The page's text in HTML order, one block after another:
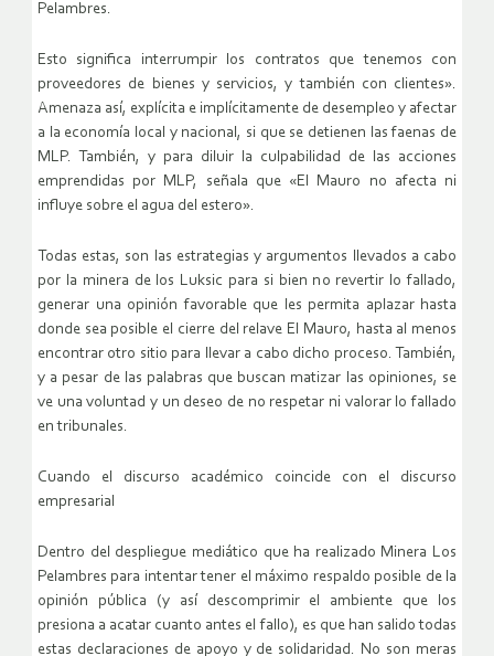
Pelambres.
Esto significa interrumpir los contratos que tenemos con
proveedores de bienes y servicios, y también con clientes».
Amenaza así, explícita e implícitamente de desempleo y afectar
a la economía local y nacional, si que se detienen las faenas de
MLP. También, y para diluir la culpabilidad de las acciones
emprendidas por MLP, señala que «El Mauro no afecta ni
influye sobre el agua del estero».
Todas estas, son las estrategias y argumentos llevados a cabo
por la minera de los Luksic para si bien no revertir lo fallado,
generar una opinión favorable que les permita aplazar hasta
donde sea posible el cierre del relave El Mauro, hasta al menos
encontrar otro sitio para llevar a cabo dicho proceso. También,
y a pesar de las palabras que buscan matizar las opiniones, se
ve una voluntad y un deseo de no respetar ni valorar lo fallado
en tribunales.
Cuando el discurso académico coincide con el discurso
empresarial
Dentro del despliegue mediático que ha realizado Minera Los
Pelambres para intentar tener el máximo respaldo posible de la
opinión pública (y así descomprimir el ambiente que los
presiona a acatar cuanto antes el fallo), es que han salido todas
estas declaraciones de apoyo y de solidaridad. No son meras